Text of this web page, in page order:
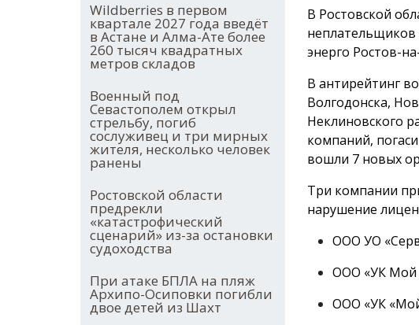
Wildberries в первом
квартале 2027 года введёт
в Астане и Алма-Ате более
260 тысяч квадратных
метров складов
Военный под
Севастополем открыл
стрельбу, погиб
сослуживец и три мирных
жителя, несколько человек
ранены
Ростовской области
предрекли
«катастрофический
сценарий» из-за остановки
судоходства
При атаке БПЛА на пляж
Архипо-Осиповки погибли
двое детей из Шахт
В Ростовской
неплательщиков
энерго Ростов-
В антирейтинг
Волгодонска,
Неклиновского
компаний,
вошли 7 новых
Три компании
нарушение
ООО УО
ООО «УК Мой
ООО «УК «Мой